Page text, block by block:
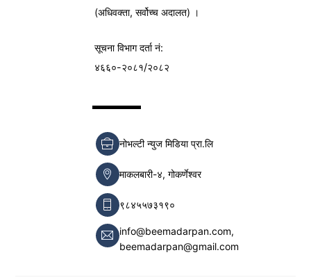
(अधिवक्ता, सर्वोच्च अदालत) ।
सूचना विभागदर्ता नं:
४६६०-२०८१/२०८२
नोभल्टी न्युज मिडिया प्रा.लि
माकलबारी-४, गोकर्णेश्वर
९८४५५७३१९०
info@beemadarpan.com,
beemadarpan@gmail.com